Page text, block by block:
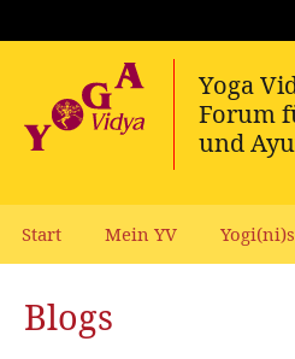
Start Mein YV Yogi(ni)s
Blogs